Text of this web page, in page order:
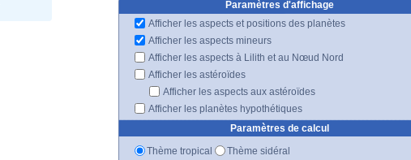
Paramètres d'affichage
Afficher les aspects et positions des planètes
Afficher les aspects mineurs
Afficher les aspects à Lilith et au Nœud Nord
Afficher les astéroïdes
Afficher les aspects aux astéroïdes
Afficher les planètes hypothétiques
Paramètres de calcul
Thème tropical
Thème sidéral